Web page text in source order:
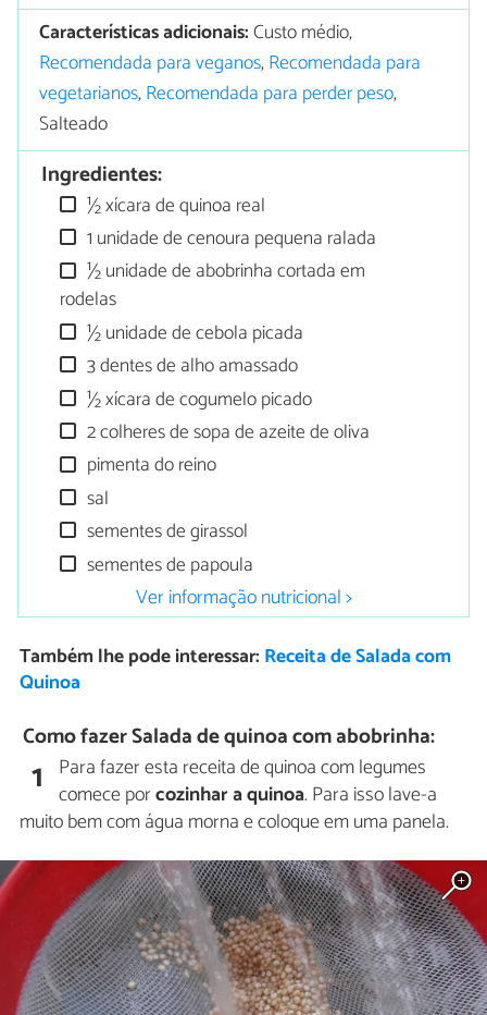
Características adicionais:Custo médio,
Recomendada para veganos,Recomendada para
vegetarianos,Recomendada para perder peso,
Salteado
Ingredientes:
½ xícara de quinoa real
1 unidade de cenoura pequena ralada
½ unidade de abobrinha cortada em
rodelas
½ unidade de cebola picada
3 dentes de alho amassado
½ xícara de cogumelo picado
2 colheres de sopa de azeite de oliva
pimenta do reino
sal
sementes de girassol
sementes de papoula
Ver informação nutricional >
Também lhe pode interessar: Receita de Salada com
Quinoa
Como fazer Salada de quinoa com abobrinha:
1 Para fazer esta receita de quinoa com legumes
comece porcozinhar a quinoa. Para isso lave-a
muito bem com água morna e coloque em uma panela.